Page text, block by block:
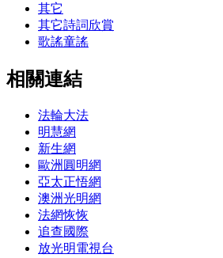
其它
其它詩詞欣賞
歌謠童謠
相關連結
法輪大法
明慧網
新生網
歐洲圓明網
亞太正悟網
澳洲光明網
法網恢恢
追查國際
放光明電視台